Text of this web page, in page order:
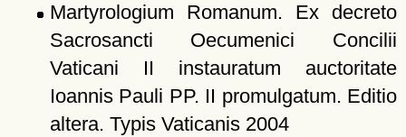
Martyrologium Romanum. Ex decreto
Sacrosancti Oecumenici Concilii
Vaticani II instauratum auctoritate
Ioannis Pauli PP. II promulgatum. Editio
altera. Typis Vaticanis 2004